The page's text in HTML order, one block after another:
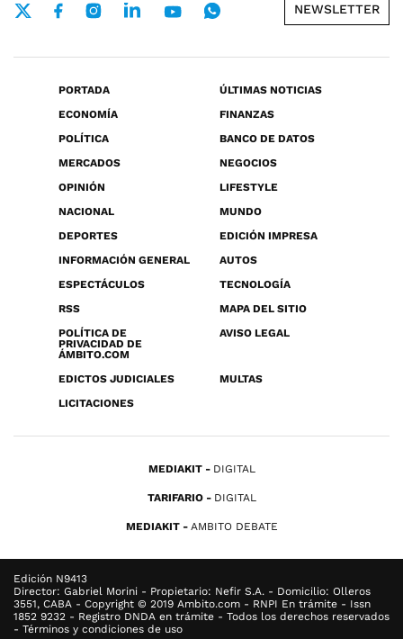
NEWSLETTER
PORTADA
ÚLTIMAS NOTICIAS
ECONOMÍA
FINANZAS
POLÍTICA
BANCO DE DATOS
MERCADOS
NEGOCIOS
OPINIÓN
LIFESTYLE
NACIONAL
MUNDO
DEPORTES
EDICIÓN IMPRESA
INFORMACIÓN GENERAL
AUTOS
ESPECTÁCULOS
TECNOLOGÍA
RSS
MAPA DEL SITIO
POLÍTICA DE
PRIVACIDAD DE
ÁMBITO.COM
AVISO LEGAL
EDICTOS JUDICIALES
MULTAS
LICITACIONES
MEDIAKIT DIGITAL
TARIFARIO DIGITAL
MEDIAKIT AMBITO DEBATE
Edición N9413
Director: Gabriel Morini - Propietario: Nefir S.A. - Domicilio: Olleros
3551, CABA - Copyright © 2019 Ambito.com - RNPI En trámite - Issn
1852 9232 - Registro DNDA en trámite - Todos los derechos reservados
- Términos y condiciones de uso